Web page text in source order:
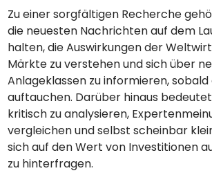
Zu einer sorgfältigen Recherche
die neuesten Nachrichten auf dem
halten, die Auswirkungen der
Märkte zu verstehen und sich über
Anlageklassen zu informieren, sobald
auftauchen. Darüber hinaus
kritisch zu analysieren,
vergleichen und selbst scheinbar
sich auf den Wert von Investitionen
zu hinterfragen.